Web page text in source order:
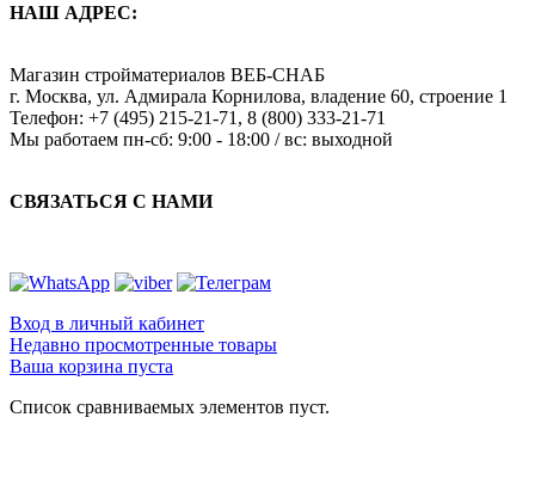
НАШ АДРЕС:
Магазин стройматериалов ВЕБ-СНАБ
г. Москва, ул. Адмирала Корнилова, владение 60, строение 1
Телефон: +7 (495) 215-21-71 , 8 (800) 333-21-71
Мы работаем пн-сб: 9:00 - 18:00 / вс: выходной
СВЯЗАТЬСЯ С НАМИ
Вход в личный кабинет
Недавно просмотренные товары
Ваша корзина пуста
Список сравниваемых элементов пуст.